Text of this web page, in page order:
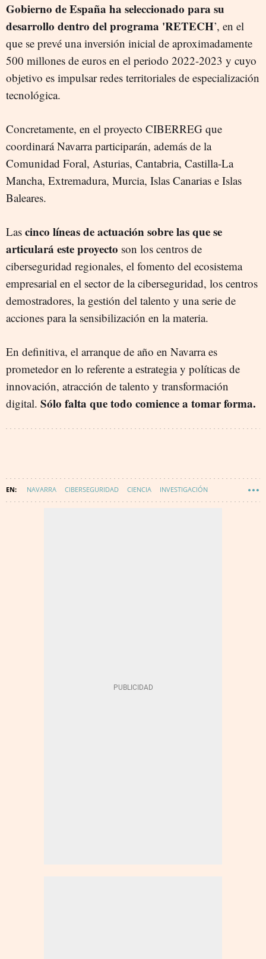
Gobierno de España ha seleccionado para su
desarrollo dentro del programa 'RETECH’, en el
que se prevé una inversión inicial de aproximadamente
500 millones de euros en el periodo 2022-2023 y cuyo
objetivo es impulsar redes territoriales de especialización
tecnológica.
Concretamente, en el proyecto CIBERREG que
coordinará Navarra participarán, además de la
Comunidad Foral, Asturias, Cantabria, Castilla-La
Mancha, Extremadura, Murcia, Islas Canarias e Islas
Baleares.
Las cinco líneas de actuación sobre las que se
articulará este proyecto son los centros de
ciberseguridad regionales, el fomento del ecosistema
empresarial en el sector de la ciberseguridad, los centros
demostradores, la gestión del talento y una serie de
acciones para la sensibilización en la materia.
En definitiva, el arranque de año en Navarra es
prometedor en lo referente a estrategia y políticas de
innovación, atracción de talento y transformación
digital. Sólo falta que todo comience a tomar forma.
NAVARRA CIBERSEGURIDAD CIENCIA INVESTIGACIÓN